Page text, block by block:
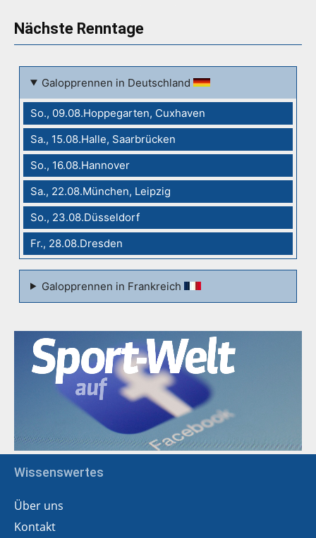
Nächste Renntage
Galopprennen in Deutschland
So., 09.08.Hoppegarten, Cuxhaven
Sa., 15.08.Halle, Saarbrücken
So., 16.08.Hannover
Sa., 22.08.München, Leipzig
So., 23.08.Düsseldorf
Fr., 28.08.Dresden
Galopprennen in Frankreich
Wissenswertes
Über uns
Kontakt